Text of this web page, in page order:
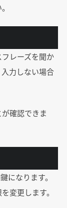
レーズを聞か
力しない場合
確認できま
になります。
変更します。